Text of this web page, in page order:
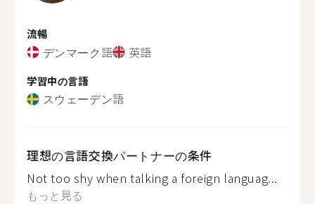
流暢
デンマーク語 英語
学習中の言語
スウェーデン語
理想の言語交換パートナーの条件
Not too shy when talking a foreign languag...
もっと見る